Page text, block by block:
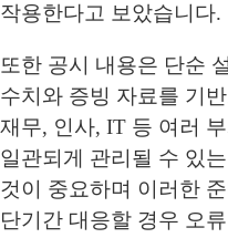
작용한다고 보았습니다.
또한 공시 내용은 단순
수치와 증빙 자료를 기
재무, 인사, IT 등 여러
일관되게 관리될 수 있
것이 중요하며 이러한
단기간 대응할 경우 오